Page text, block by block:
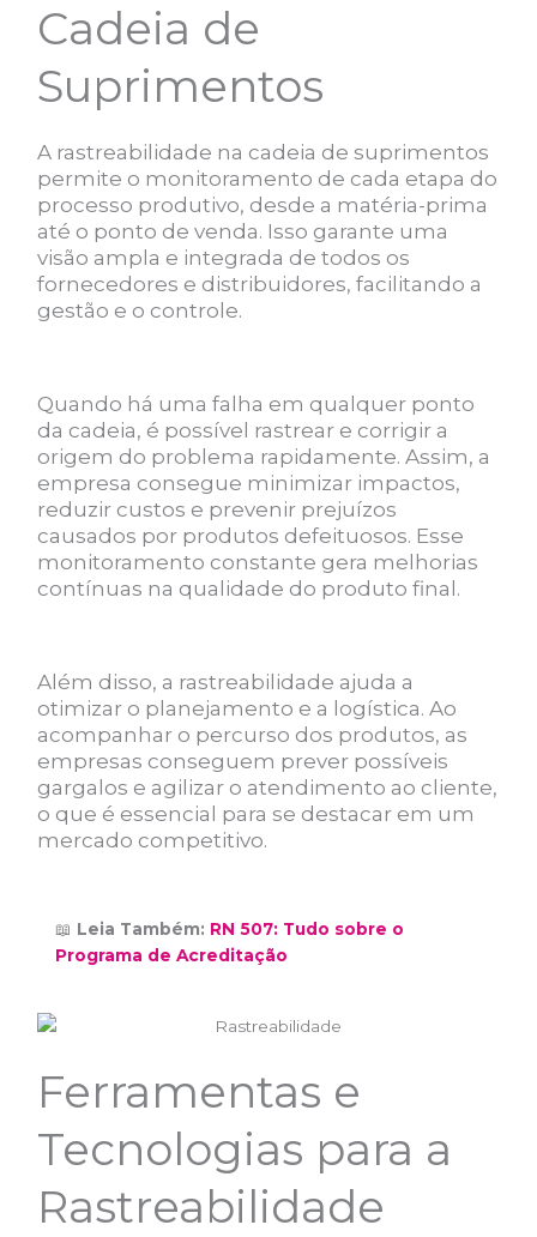
Cadeia de
Suprimentos
A rastreabilidade na cadeia de suprimentos
permite o monitoramento de cada etapa do
processo produtivo, desde a matéria-prima
até o ponto de venda. Isso garante uma
visão ampla e integrada de todos os
fornecedores e distribuidores, facilitando a
gestão e o controle.
Quando há uma falha em qualquer ponto
da cadeia, é possível rastrear e corrigir a
origem do problema rapidamente. Assim, a
empresa consegue minimizar impactos,
reduzir custos e prevenir prejuízos
causados por produtos defeituosos. Esse
monitoramento constante gera melhorias
contínuas na qualidade do produto final.
Além disso, a rastreabilidade ajuda a
otimizar o planejamento e a logística. Ao
acompanhar o percurso dos produtos, as
empresas conseguem prever possíveis
gargalos e agilizar o atendimento ao cliente,
o que é essencial para se destacar em um
mercado competitivo.
📖 Leia Também: RN 507: Tudo sobre o
Programa de Acreditação
Ferramentas e
Tecnologias para a
Rastreabilidade